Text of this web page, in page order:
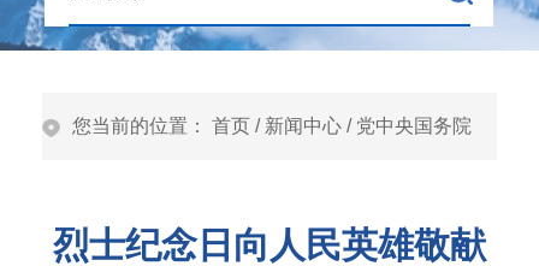
您当前的位置： 首页 / 新闻中心 / 党中央国务院
烈士纪念日向人民英雄敬献